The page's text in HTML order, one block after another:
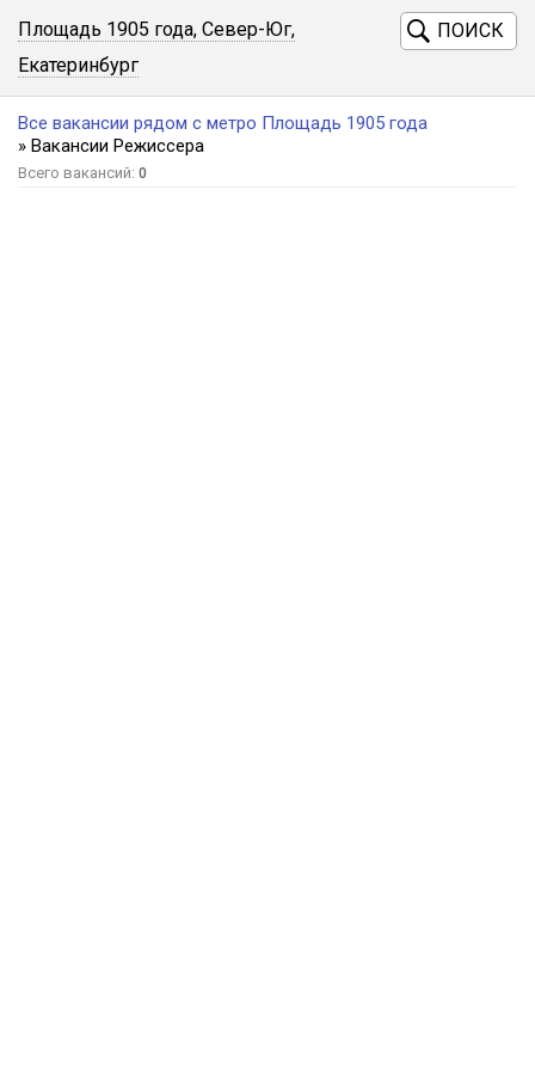
Площадь 1905 года, Север-Юг,
Екатеринбург
ПОИСК
Все вакансии рядом с метро Площадь 1905 года
» Вакансии Режиссера
Всего вакансий: 0